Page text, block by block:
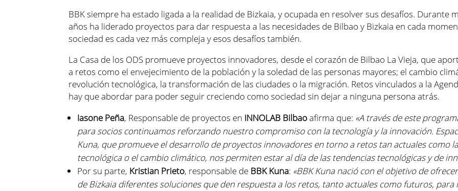
BBK siempre ha estado ligada a la realidad de Bizkaia, y ocupada en resolver sus desafíos. Durante
años ha liderado proyectos para dar respuesta a las necesidades de Bilbao y Bizkaia en cada
sociedad es cada vez más compleja y esos desafíos también.
La Casa de los ODS promueve proyectos innovadores, desde el corazón de Bilbao La Vieja, que
a retos como el envejecimiento de la población y la soledad de las personas mayores; el cambio
revolución tecnológica, la transformación de las ciudades o la migración. Retos vinculados a la
hay que abordar para poder seguir creciendo como sociedad sin dejar a ninguna persona atrás.
Iasone Peña, Responsable de proyectos en INNOLAB Bilbaoafirma que: «A travésde este
para socios continuamos reforzandonuestro compromiso con la tecnología y la innovación.
Kuna, que promueve el desarrollo de proyectos innovadores en torno a retos tan actuales como
tecnológica o el cambio climático, nos permiten estar al díadelas tendencias tecnológicas y de
Por su parte, Kristian Prieto, responsable de BBK Kuna: «BBK Kunanació con el objetivo de
de Bizkaiadiferentessoluciones que den respuesta a los retos, tantoactuales como futuros, para